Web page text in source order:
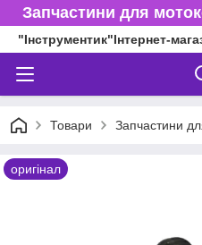
Запчастини для
"Інструментик"Інтернет-
Товари Запчастини
оригінал